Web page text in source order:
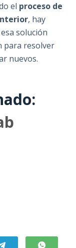
el proceso de
, hay
solución
para resolver
nuevos.